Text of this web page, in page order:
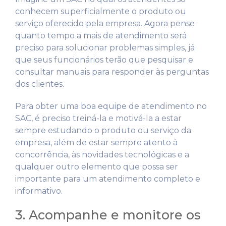
conhecem superficialmente o produto ou
serviço oferecido pela empresa. Agora pense
quanto tempo a mais de atendimento será
preciso para solucionar problemas simples, já
que seus funcionários terão que pesquisar e
consultar manuais para responder às perguntas
dos clientes.
Para obter uma boa equipe de atendimento no
SAC, é preciso treiná-la e motivá-la a estar
sempre estudando o produto ou serviço da
empresa, além de estar sempre atento à
concorrência, às novidades tecnológicas e a
qualquer outro elemento que possa ser
importante para um atendimento completo e
informativo.
3. Acompanhe e monitore os